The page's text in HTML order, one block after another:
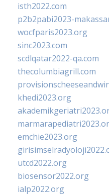
isth2022.com
p2b2pabi2023-
wocfparis2023.org
sinc2023.com
scdlqatar2022-qa.com
thecolumbiagrill.com
khedi2023.org
emchie2023.org
utcd2022.org
biosensor2022.org
ialp2022.org